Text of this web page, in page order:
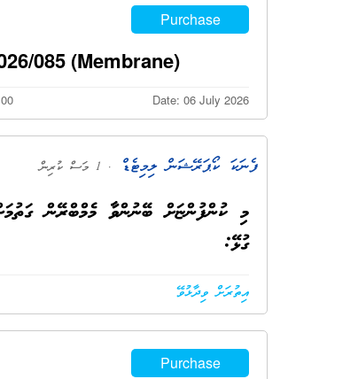
Purchase
085 (Membrane)
Date: 06 July 2026
ފެނަކަ ކޯޕަރޭޝަން ލިމިޓެޑް . 1 މަސް ކުރިން
މި ކުންފުންޏަށް ބޭނުންވާާ މެމްބްރޭން
ގުޅޭ:
އިތުރަށް ވިދާޅުވޭ
Purchase